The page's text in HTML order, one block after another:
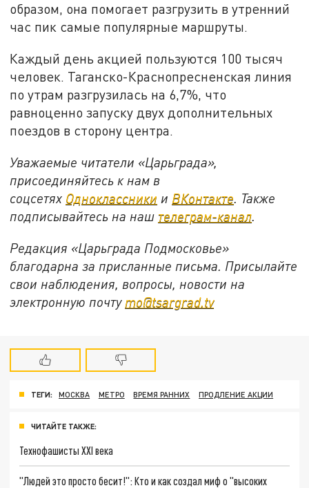
образом, она помогает разгрузить в утренний
час пик самые популярные маршруты.
Каждый день акцией пользуются 100 тысяч
человек. Таганско-Краснопресненская линия
по утрам разгрузилась на 6,7%, что
равноценно запуску двух дополнительных
поездов в сторону центра.
Уважаемые читатели «Царьграда»,
присоединяйтесь к нам в
соцсетях Одноклассники и ВКонтакте. Также
подписывайтесь на наш телеграм-канал.
Редакция «Царьграда Подмосковье»
благодарна за присланные письма. Присылайте
свои наблюдения, вопросы, новости на
электронную почту mo@tsargrad.tv
ТЕГИ: МОСКВА МЕТРО ВРЕМЯ РАННИХ ПРОДЛЕНИЕ АКЦИИ
ЧИТАЙТЕ ТАКЖЕ:
Технофашисты XXI века
"Людей это просто бесит!": Кто и как создал миф о "высоких